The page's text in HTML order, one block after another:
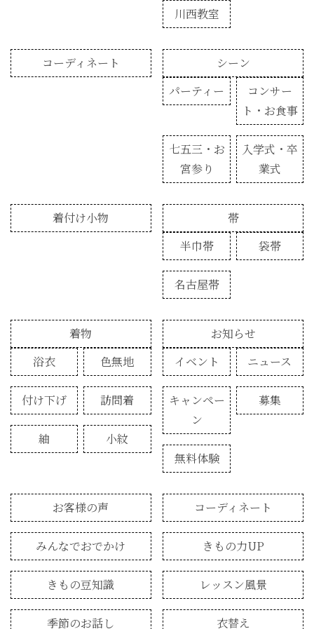
川西教室
コーディネート
シーン
パーティー
コンサー
ト・お食事
七五三・お
宮参り
入学式・卒
業式
着付け小物
帯
半巾帯
袋帯
名古屋帯
着物
浴衣
色無地
付け下げ 訪問着
紬 小紋
お知らせ
イベント
ニュース
キャンペー
ン
募集
無料体験
お客様の声 コーディネート
みんなでおでかけ きもの力UP
きもの豆知識 レッスン風景
季節のお話し 衣替え